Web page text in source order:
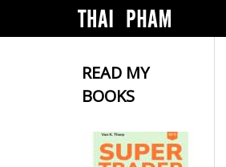
READ MY
BOOKS